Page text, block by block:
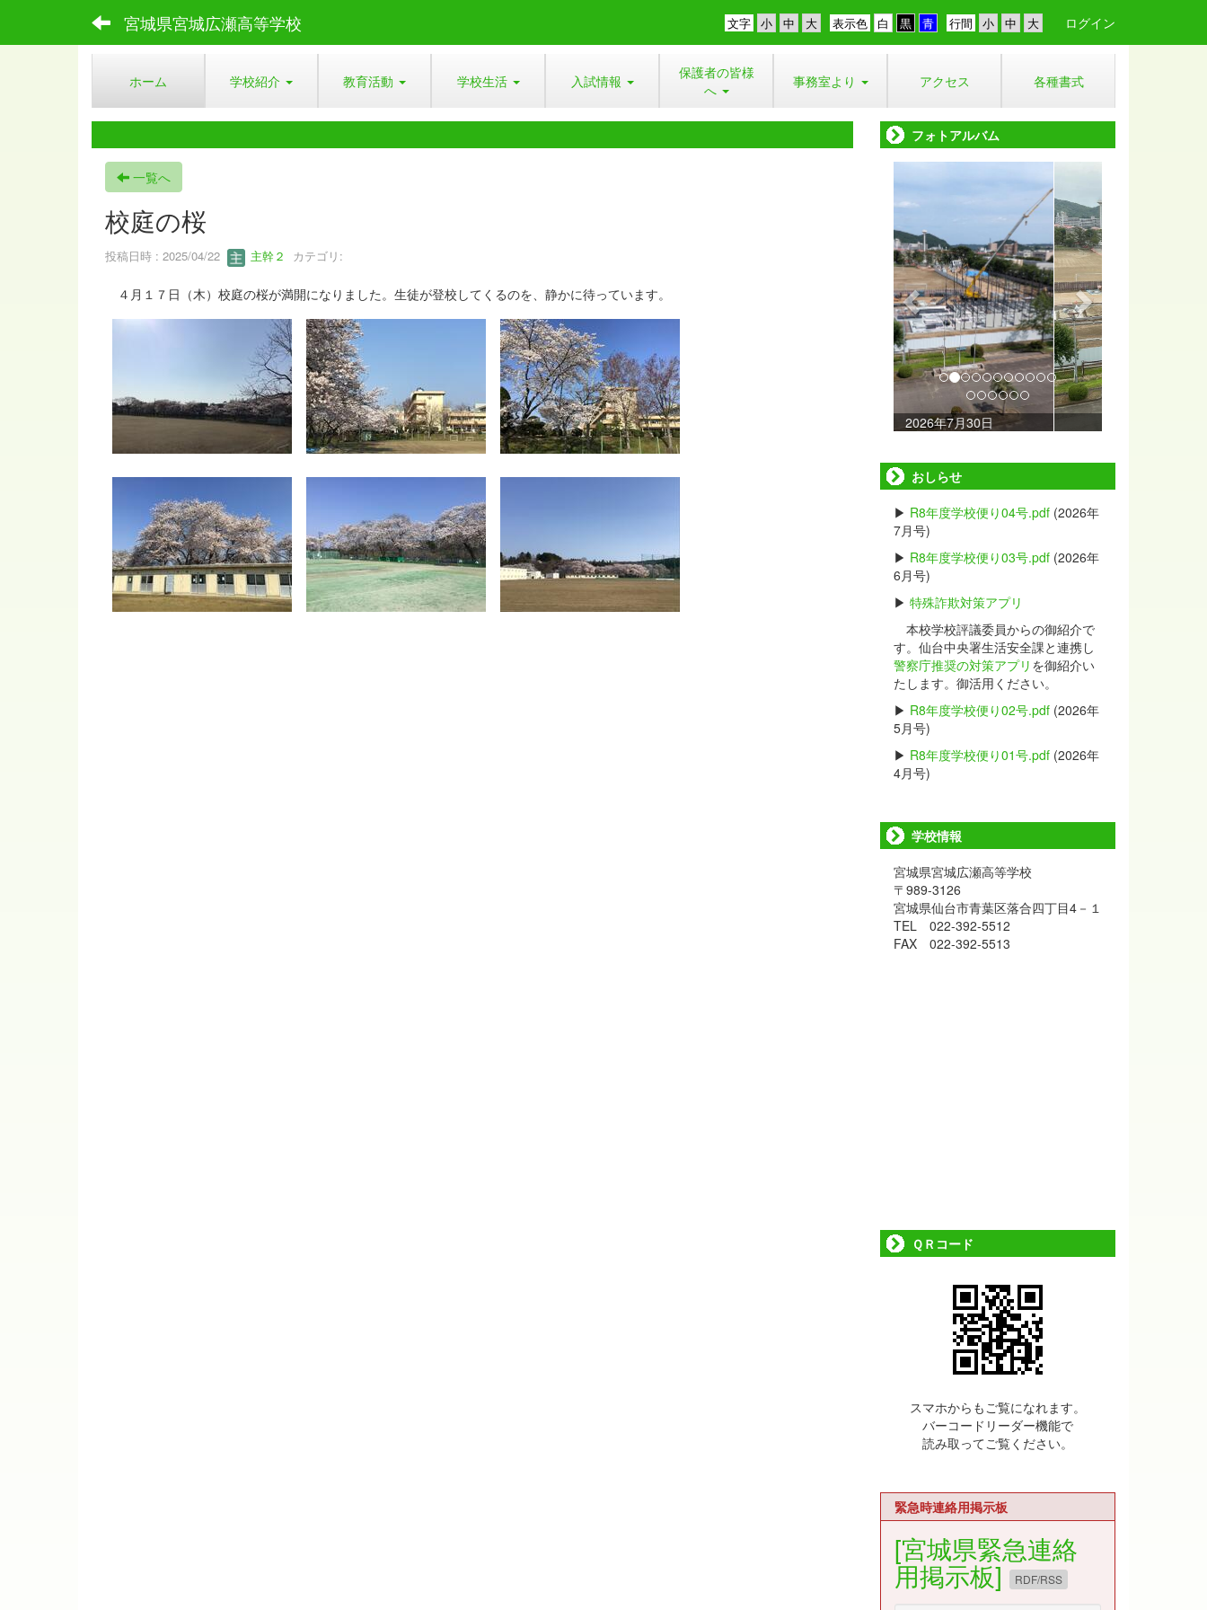
宮城県宮城広瀬高等学校 行間
表示色
文字 ログイン
ホーム 学校紹介 教育活動 学校生活 入試情報
保護者の皆様
へ
事務室より アクセス 各種書式
一覧へ
校庭の桜
投稿日時 : 2025/04/22 主幹２ カテゴリ:
４月１７日（木）校庭の桜が満開になりました。生徒が登校してくるのを、静かに待っています。
フォトアルバム
2026年7月15日
p
r
v
i
o
u
s
n
x
t
おしらせ
▶ R8年度学校便り04号.pdf(2026年
7月号)
▶ R8年度学校便り03号.pdf(2026年
6月号)
▶ 特殊詐欺対策アプリ
本校学校評議委員からの御紹介で
す。仙台中央署生活安全課と連携し
警察庁推奨の対策アプリ を御紹介い
たします。御活用ください。
▶ R8年度学校便り02号.pdf(2026年
5月号)
▶ R8年度学校便り01号.pdf(2026年
4月号)
学校情報
宮城県宮城広瀬高等学校
〒989-3126
宮城県仙台市青葉区落合四丁目4－１
TEL 022-392-5512
FAX 022-392-5513
ＱＲコード
スマホからもご覧になれます。
バーコードリーダー機能で
読み取ってご覧ください。
緊急時連絡用掲示板
[宮城県緊急連絡
用掲示板] RDF/RSS